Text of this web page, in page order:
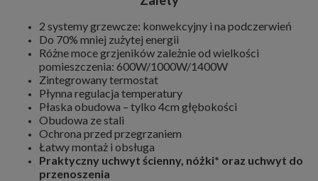
2 systemy grzewcze: konwekcyjny i na podczerwień
Do 70% mniej zużytej energii
Różne moce grzjeników zależnie od wielkości
pomieszczenia: 600W/1000W/1400W
Zintegrowany termostat
Płynna regulacja temperatury
Płaska obudowa – tylko 4cm głębokości
Obudowa ze stali
Ochrona przed przegrzaniem
Łatwy montaż i obsługa
Praktyczny uchwyt ścienny, nóżki* oraz uchwyt do
przenoszenia